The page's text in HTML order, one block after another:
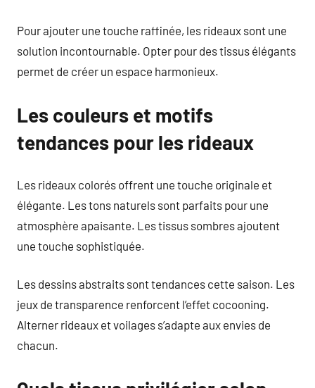
Pour ajouter une touche raffinée, les rideaux sont une
solution incontournable. Opter pour des tissus élégants
permet de créer un espace harmonieux.
Les couleurs et motifs
tendances pour les rideaux
Les rideaux colorés offrent une touche originale et
élégante. Les tons naturels sont parfaits pour une
atmosphère apaisante. Les tissus sombres ajoutent
une touche sophistiquée.
Les dessins abstraits sont tendances cette saison. Les
jeux de transparence renforcent l’effet cocooning.
Alterner rideaux et voilages s’adapte aux envies de
chacun.